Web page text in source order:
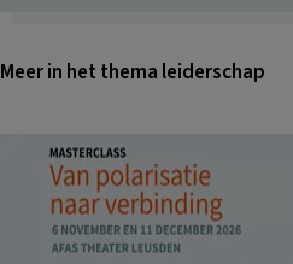
Meer in het thema leiderschap